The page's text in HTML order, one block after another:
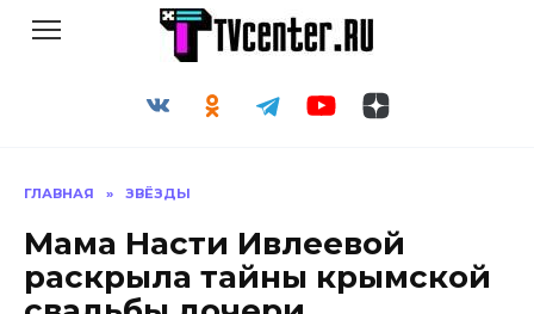
ГЛАВНАЯ » ЗВЁЗДЫ
Мама Насти Ивлеевой
раскрыла тайны крымской